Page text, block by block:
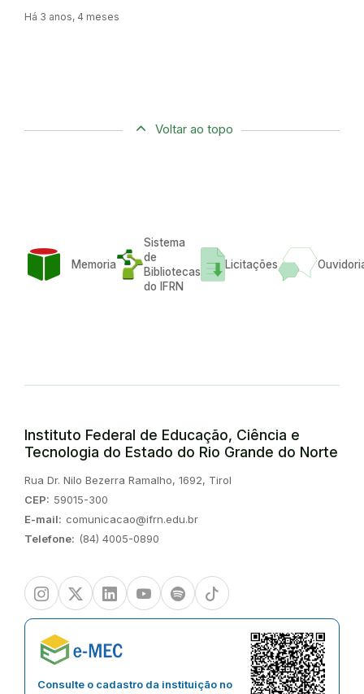
Há 3 anos, 4 meses
Voltar ao topo
Memoria
Sistema
de
Bibliotecas
do IFRN
Licitações
Instituto Federal de Educação, Ciência e
Tecnologia do Estado do Rio Grande do Norte
Endereço:
Rua Dr. Nilo Bezerra Ramalho, 1692, Tirol
CEP: 59015-300
E-mail: comunicacao@ifrn.edu.br
Telefone: (84) 4005-0890
InstagramTwitter/XLinkedinYoutubeSpotify TikTok
Consulte o cadastro da instituição no